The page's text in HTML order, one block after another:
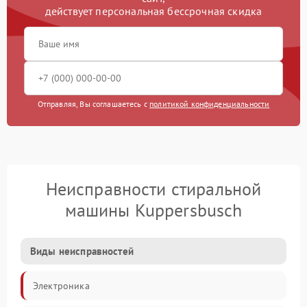
действует персональная бессрочная скидка
Отправляя, Вы соглашаетесь с политикой конфиденциальности
Неисправности стиральной
машины Kuppersbusch
Виды неисправностей
Электроника